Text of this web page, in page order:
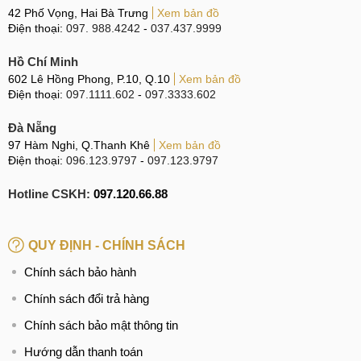
Quy trình thay ép kính điện thoại OPPO
Để thực hiện việc thay mặt kính hoặc ép kính cho điện thoại,
đặc biệt là OPPO A53s ngoài việc người thực hiện cần phải
sự trợ giúp của các thiết bị chuyên dụng. Đây là một công
nguồn của điện thoại, người dùng nên tìm đến các cửa
Dưới đây là Quy trình 5 bước cơ bản của dịch vụ thay mặt
MCCare, kính mời Quý khách hàng tham khảo:
42 Phố Vọng, Hai Bà Trưng
Xem bản đồ
Điện thoại: 097. 988.4242 - 037.437.9999
Hồ Chí Minh
602 Lê Hồng Phong, P.10, Q.10
Xem bản đồ
Điện thoại: 097.1111.602 - 097.3333.602
Đà Nẵng
97 Hàm Nghi, Q.Thanh Khê
Xem bản đồ
Điện thoại: 096.123.9797 - 097.123.9797
Hotline CSKH: 097.120.66.88
QUY ĐỊNH - CHÍNH SÁCH
Chính sách bảo hành
Chính sách đổi trả hàng
Chính sách bảo mật thông tin
Hướng dẫn thanh toán